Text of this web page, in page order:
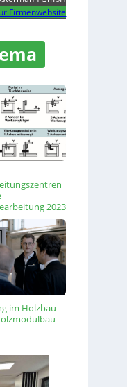
Firmenwebsite
2023
im Holzbau